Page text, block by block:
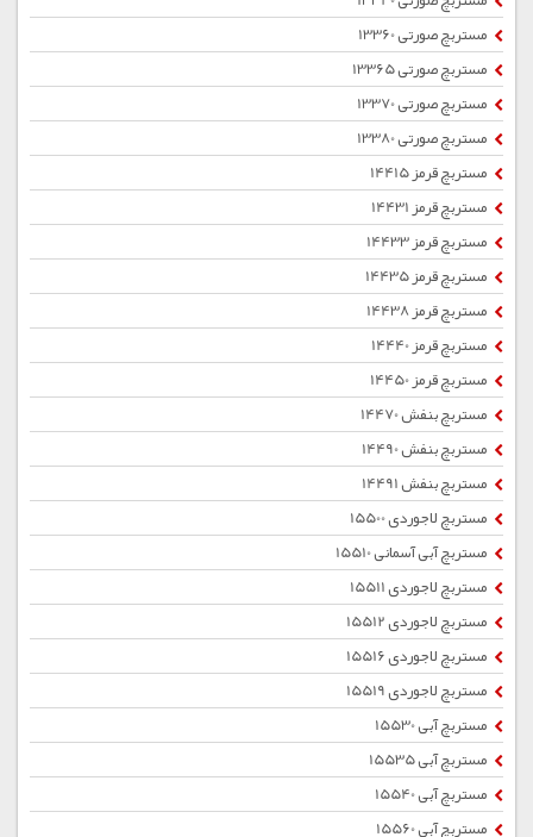
مستربچ صورتی 13360
مستربچ صورتی 13365
مستربچ صورتی 13370
مستربچ صورتی 13380
مستربچ قرمز 14415
مستربچ قرمز 14431
مستربچ قرمز 14433
مستربچ قرمز 14435
مستربچ قرمز 14438
مستربچ قرمز 14440
مستربچ قرمز 14450
مستربچ بنفش 14470
مستربچ بنفش 14490
مستربچ بنفش 14491
مستربچ لاجوردی 15500
مستربچ آبی آسمانی 15510
مستربچ لاجوردی 15511
مستربچ لاجوردی 15512
مستربچ لاجوردی 15516
مستربچ لاجوردی 15519
مستربچ آبی 15530
مستربچ آبی 15535
مستربچ آبی 15540
مستربچ آبی 15560